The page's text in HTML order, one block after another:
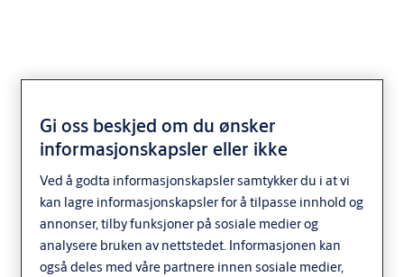
SY1145C
Gi oss beskjed om du ønsker
informasjonskapsler eller ikke
Ved å godta informasjonskapsler samtykker du i at vi
kan lagre informasjonskapsler for å tilpasse innhold og
annonser, tilby funksjoner på sosiale medier og
analysere bruken av nettstedet. Informasjonen kan
også deles med våre partnere innen sosiale medier,